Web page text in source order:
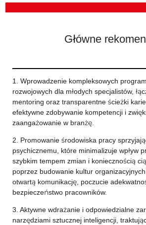
Główne
1. Wprowadzenie kompleksowych
rozwojowych dla młodych specjalistów,
mentoring oraz transparentne ścieżki
efektywne zdobywanie kompetencji i
zaangażowanie w branżę.
2. Promowanie środowiska pracy
psychicznemu, które minimalizuje wpływ
szybkim tempem zmian i koniecznością
poprzez budowanie kultur
otwartą komunikację, poczucie
bezpieczeństwo pracowników.
3. Aktywne wdrażanie i odpowiedzialne
narzędziami sztucznej inteligencji,